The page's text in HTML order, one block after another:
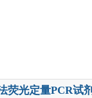
荧光定量PCR试